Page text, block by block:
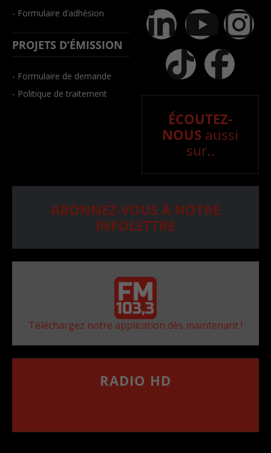
- Formulaire d’adhésion
PROJETS D’ÉMISSION
- Formulaire de demande
- Politique de traitement
ÉCOUTEZ-
NOUS aussi
sur..
ABONNEZ-VOUS À NOTRE
INFOLETTRE
Téléchargez notre application dès maintenant !
RADIO HD